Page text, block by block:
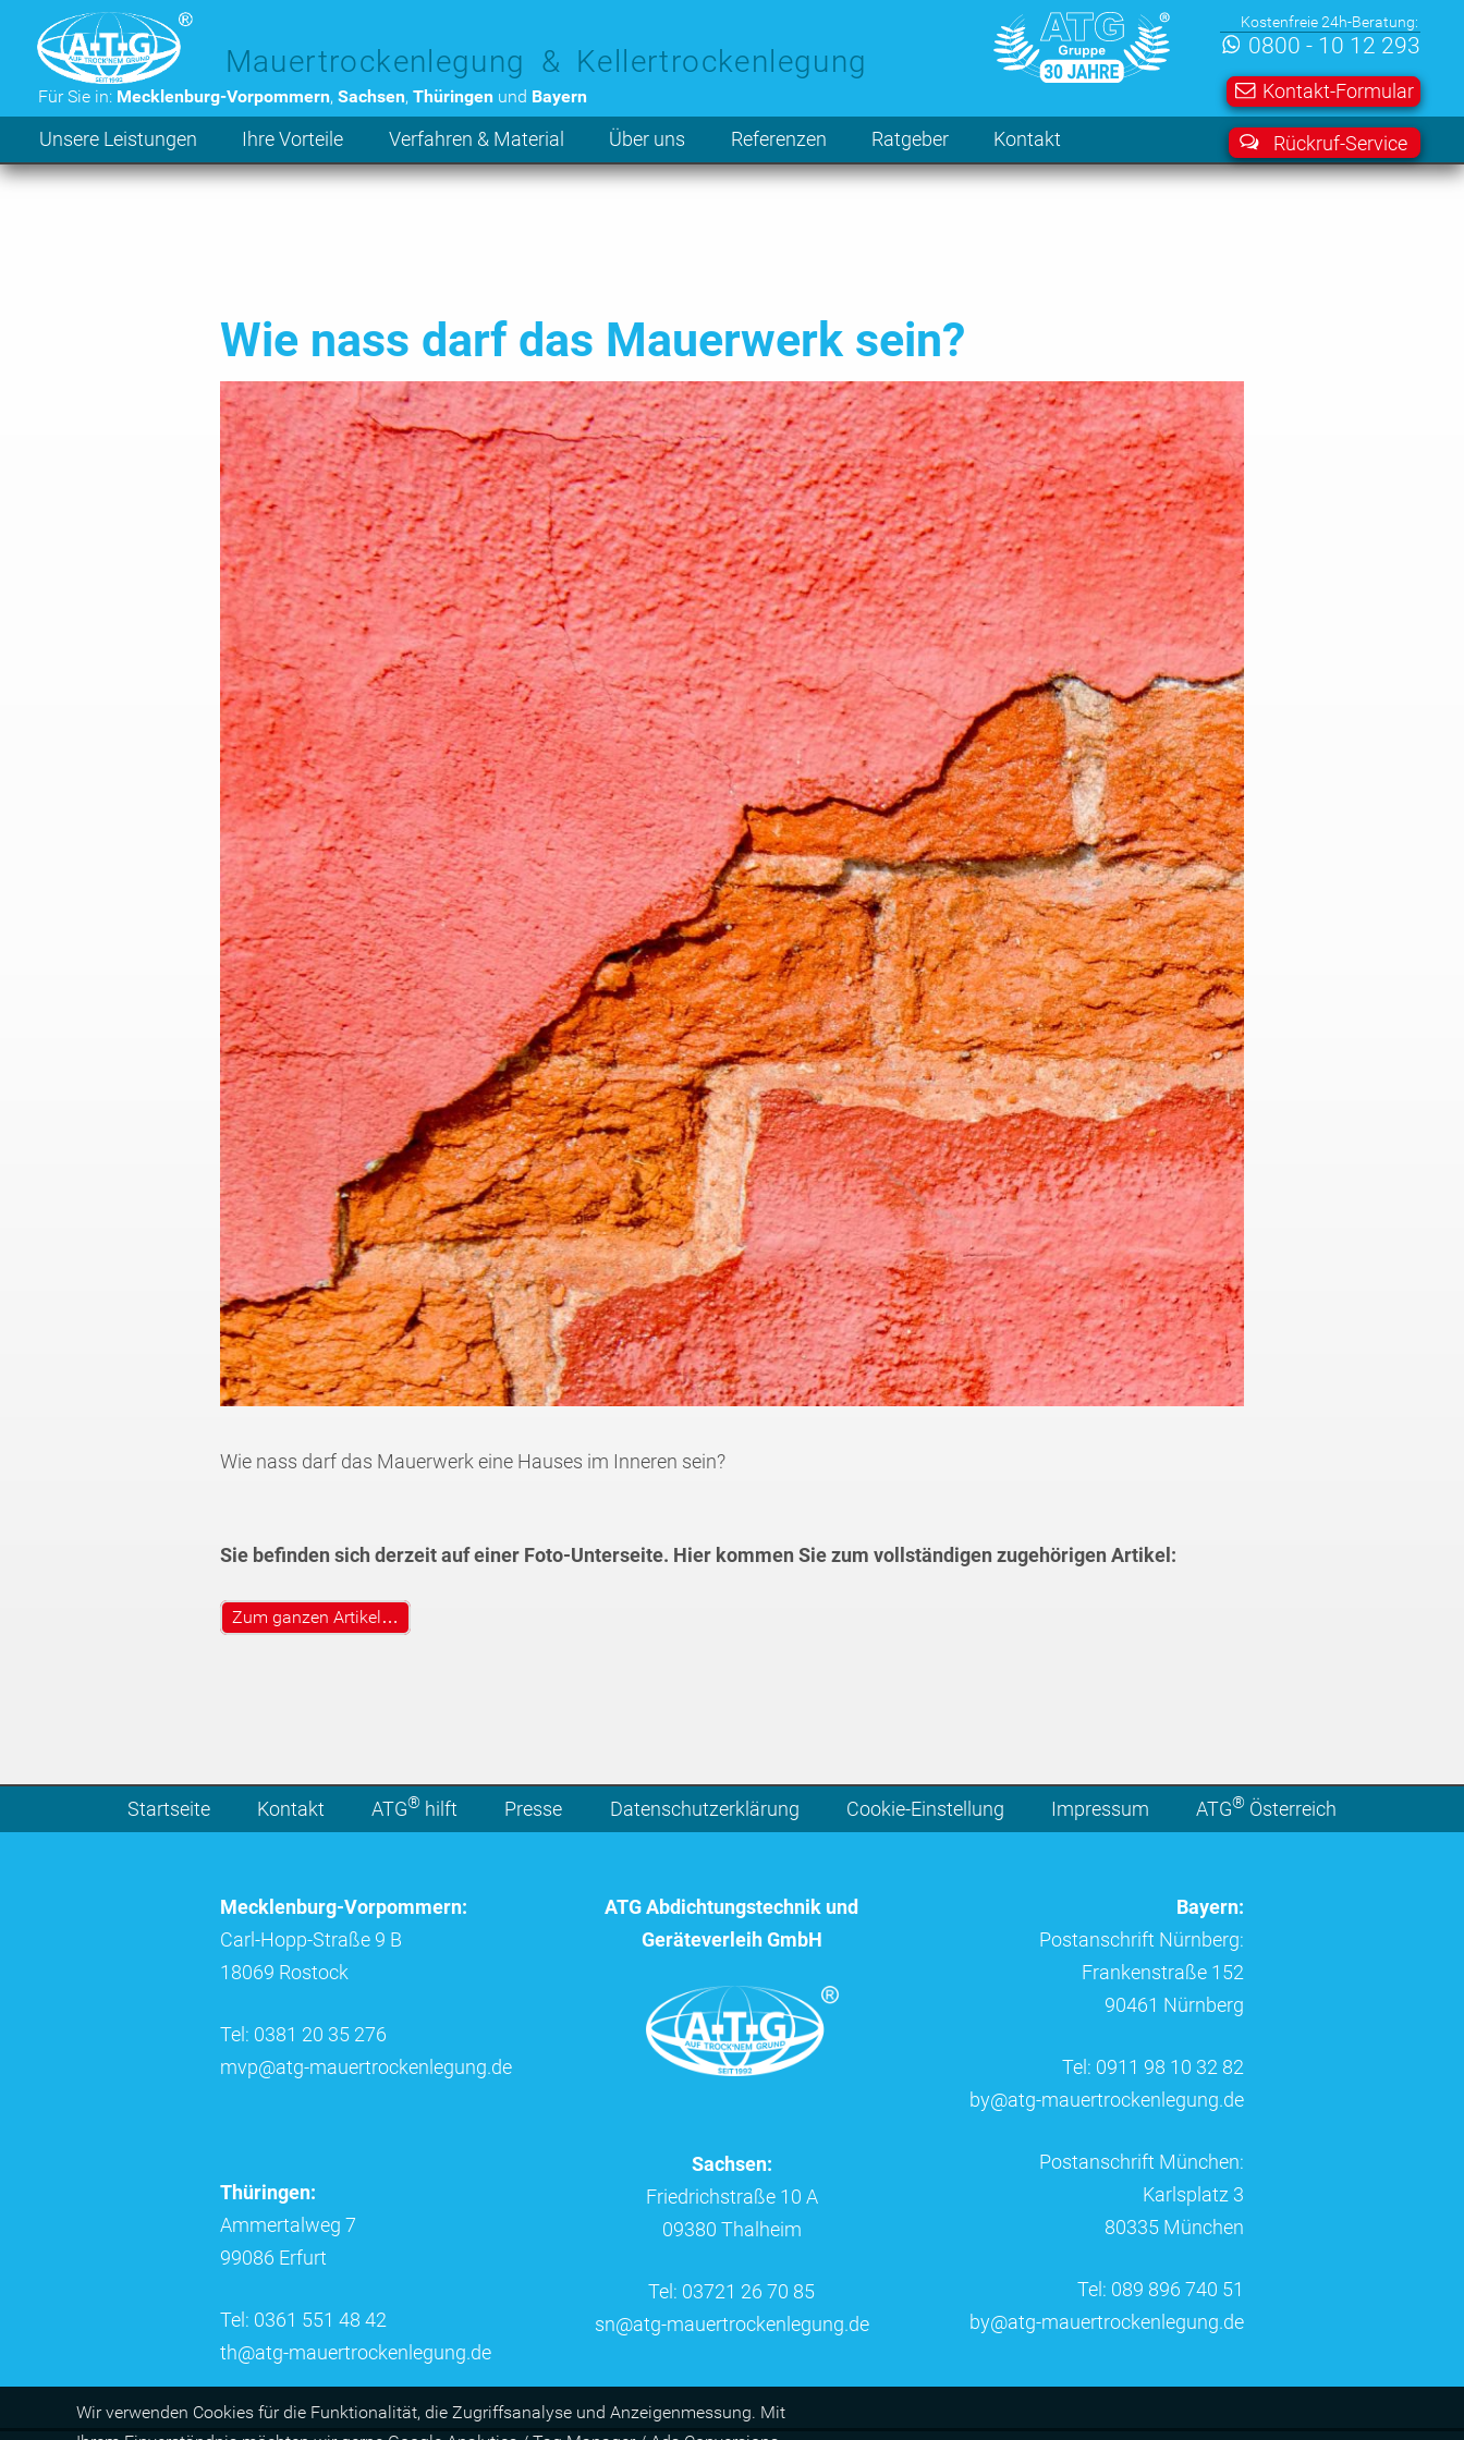
Zum Hauptinhalt der Seite
Mauertrockenlegung & Kellertrockenlegung
Für Sie in: Mecklenburg-Vorpommern, Sachsen, Thüringenund Bayern
Kostenfreie 24h-Beratung:
0800 - 10 12 293
Kontakt-Formular
Unsere Leistungen Ihre Vorteile Verfahren & Material Über uns Referenzen Ratgeber Kontakt Rückruf-Service
Wie nass darf das Mauerwerk sein?
Wie nass darf das Mauerwerk eine Hauses im Inneren sein?
Sie befinden sich derzeit auf einer Foto-Unterseite. Hier kommen Sie zum vollständigen zugehörigen Artikel:
Zum ganzen Artikel…
Startseite Kontakt ATG® hilft Presse Datenschutzerklärung Cookie-Einstellung Impressum ATG® Österreich
Mecklenburg-Vorpommern:
Carl-Hopp-Straße 9 B
18069 Rostock
Tel: 0381 20 35 276
mvp@atg-mauertrockenlegung.de
Thüringen:
Ammertalweg 7
99086 Erfurt
Tel: 0361 551 48 42
th@atg-mauertrockenlegung.de
ATG Abdichtungstechnik und
Geräteverleih GmbH
Sachsen:
Friedrichstraße 10 A
09380 Thalheim
Tel: 03721 26 70 85
sn@atg-mauertrockenlegung.de
Bayern:
Postanschrift Nürnberg:
Frankenstraße 152
90461 Nürnberg
Tel: 0911 98 10 32 82
by@atg-mauertrockenlegung.de
Postanschrift München:
Karlsplatz 3
80335 München
Tel: 089 896 740 51
by@atg-mauertrockenlegung.de
Wir ver­wen­den Cookies für die Funktio­na­lität, die Zugriffs­ana­lyse und Anzei­gen­mes­sung. Mit